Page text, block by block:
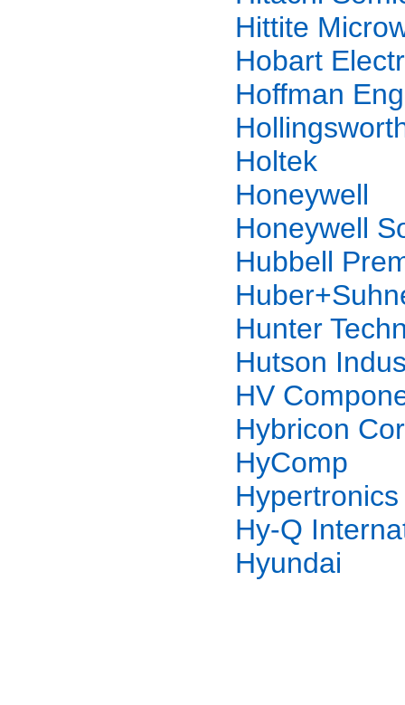
Hittite
Hobart
Hoffman
Holtek
Honeywell
Honeywell
Hubbell
Hunter
Hutson
HV
Hybricon
HyComp
Hypertronics
Hy-Q
Hyundai